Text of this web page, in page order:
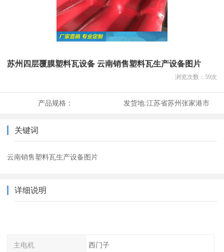
苏州四层覆膜塑料瓦设备 云南销售塑料瓦生产设备图片
浏览次数： 59次
产品规格： 发货地:江苏省苏州张家港市
关键词
云南销售塑料瓦生产设备图片
详细说明
主电机 西门子